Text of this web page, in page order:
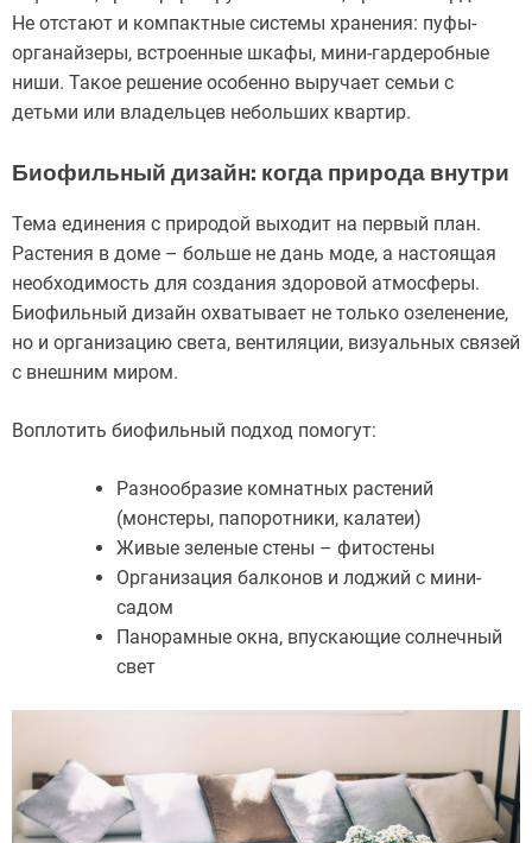
Не отстают и компактные системы хранения: пуфы-
органайзеры, встроенные шкафы, мини-гардеробные
ниши. Такое решение особенно выручает семьи с
детьми или владельцев небольших квартир.
Биофильный дизайн: когда природа внутри
Тема единения с природой выходит на первый план.
Растения в доме – больше не дань моде, а настоящая
необходимость для создания здоровой атмосферы.
Биофильный дизайн охватывает не только озеленение,
но и организацию света, вентиляции, визуальных связей
с внешним миром.
Воплотить биофильный подход помогут:
Разнообразие комнатных растений
(монстеры, папоротники, калатеи)
Живые зеленые стены – фитостены
Организация балконов и лоджий с мини-
садом
Панорамные окна, впускающие солнечный
свет